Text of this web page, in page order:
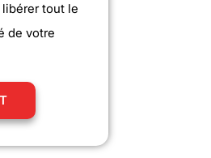
tout le
de votre